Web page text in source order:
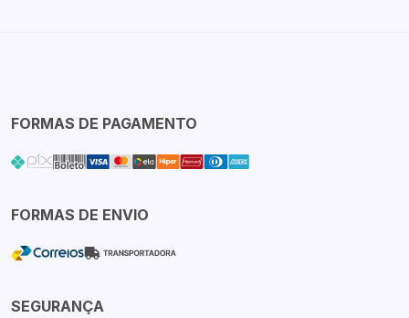
FORMAS DE PAGAMENTO
FORMAS DE ENVIO
SEGURANÇA